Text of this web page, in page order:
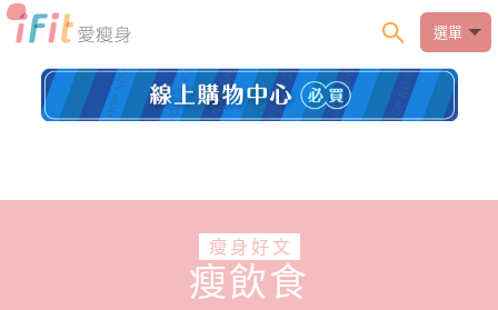
選單
瘦身好文
瘦飲食